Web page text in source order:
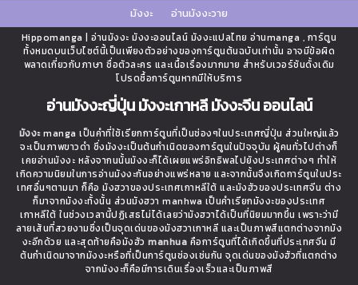
มังงะ อ่านมังงะวาย
Hippomanga | อ่านมังงะ มังงะออนไลน์ มังงะแปลไทย อ่านmanga , การ์ตูน
ทั้งหมดบนเว็บไซต์นี้เป็นเพียงตัวอย่างของการ์ตูนต้นฉบับเท่านั้น อาจมีข้อผิด
พลาดเกี่ยวกับภาษา ชื่อตัวละคร และเนื้อเรื่องมากมาย สำหรับเวอร์ชันดั้งเดิม
โปรดซื้อการ์ตูนหากมีให้บริการ
อ่านมังงะญี่ปุ่น มังงะเกาหลี มังงะจีน ออนไลน์
มังงะmanga เป็นคำที่ใช้เรียกการ์ตูนที่เป็นช่องๆในประเทศญี่ปุ่น ส่วนใหญ่แล้ว
จะเป็นภาพขาวดำ ซึ่งมังงะเป็นต้นกำเนิดของการ์ตูนในปัจจุบัน ผู้คนทั่วไปต่างก็
เคยอ่านมังงะ หลังจากนนั้นมังงะก็ได้เผยแพร่อิทธิพลไปยังประเทศต่างๆ ทำให้
เกิดความนิยมในการอ่านมังงะกันอย่างแพร่หลาย และจากนั้นจึงเกิดการ์ตูนในประ
เทศอื่นๆตามมา ก็คือ มังฮวาของประเทศเกาหลีใต้ และมังฮัวของประเทศจีน ต่าง
ก็มาจากมังงะทั้งนั้น ส่วนมังฮวา manhwa เป็นคำเรียกมังงะของประเทศ
เกาหลีใต้ ในช่วงเวลานี้ปฏิเสธไม่ได้เลยว่ามังฮวาได้เป็นที่นิยมมากขึ้น เพราะว่ามี
ลายเส้นที่สวยงามซึ่งเป็นจุดเด่นของมังฮวาเกาหลี และเป็นภาพสีแตกต่างจากมัง
งะอีกด้วย และสุดท้ายคือมังฮัว manhua คือการ์ตูนที่ได้เกิดขึ้นที่ประเทศจีน มี
ต้นกำเนิดมาจากมังงะหรือที่เป็นการ์ตูนช่องเช่นกัน จุดเด่นของมังฮัวที่แตกต่าง
จากมังงะก็คือมีการเดินเรื่องเร็วและเป็นภาพสี